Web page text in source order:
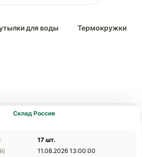
для воды Термокружки
Склад Россия
17 шт.
11.08.2026 13:00:00